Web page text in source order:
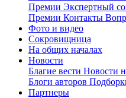
Премии Экспертный
Премии Контакты
Фото и видео
Сокровищница
На общих началах
Новости
Благие вести Новости
Блоги авторов
Партнеры